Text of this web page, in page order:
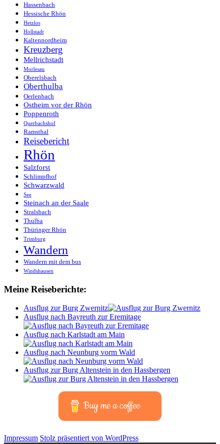
Hassenbach
Hessische Rhön
Hetzlos
Hollstadt
Kaltennordheim
Kreuzberg
Mellrichstadt
Morlesau
Oberelsbach
Oberthulba
Oerlenbach
Ostheim vor der Rhön
Poppenroth
Querbachshof
Ramsthal
Reisebericht
Rhön
Salzforst
Schlimpfhof
Schwarzwald
See
Steinach an der Saale
Stralsbach
Thulba
Thüringer Rhön
Trimburg
Wandern
Wandern mit dem bus
Windshausen
Meine Reiseberichte:
Ausflug zur Burg Zwernitz
Ausflug nach Bayreuth zur Eremitage
Ausflug nach Karlstadt am Main
Ausflug nach Neunburg vorm Wald
Ausflug zur Burg Altenstein in den Hassbergen
Buy me a coffee
Impressum Stolz präsentiert von WordPress